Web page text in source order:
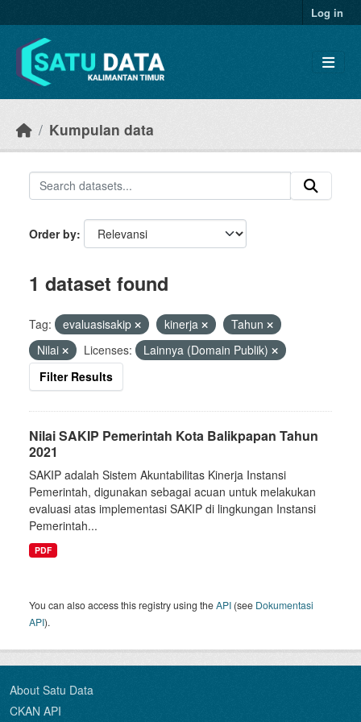
Log in
Kumpulan data
Order by
1 dataset found
Tag: evaluasisakip kinerja
Tahun
Nilai
Licenses:
Lainnya (Domain Publik)
Filter Results
Nilai SAKIP Pemerintah Kota Balikpapan Tahun
2021
SAKIP adalah Sistem Akuntabilitas Kinerja Instansi
Pemerintah, digunakan sebagai acuan untuk melakukan
evaluasi atas implementasi SAKIP di lingkungan Instansi
Pemerintah...
PDF
You can also access this registry using theAPI (see Dokumentasi
API).
About Satu Data
CKAN API